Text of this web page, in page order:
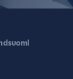
suomi